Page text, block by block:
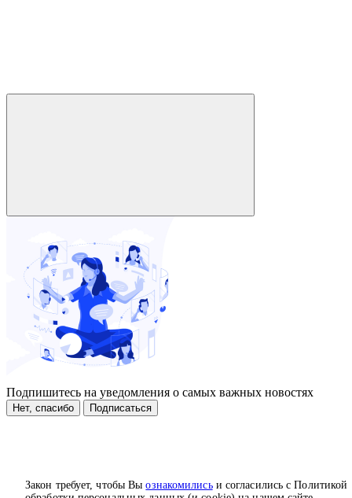
Закон требует, чтобы Выознакомилисьи согласились с Политикой
Подпишитесь на уведомления о самых важных новостях
Нет, спасибо Подписаться